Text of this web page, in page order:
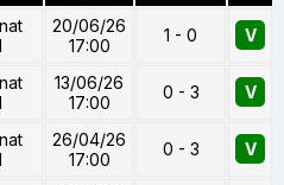
20/06/26
17:00
1 - 0 V
13/06/26
17:00
0 - 3 V
26/04/26
17:00
0 - 3 V